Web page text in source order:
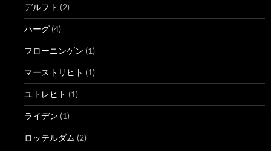
デルフト (2)
ハーグ (4)
フローニンゲン (1)
マーストリヒト (1)
ユトレヒト (1)
ライデン (1)
ロッテルダム (2)